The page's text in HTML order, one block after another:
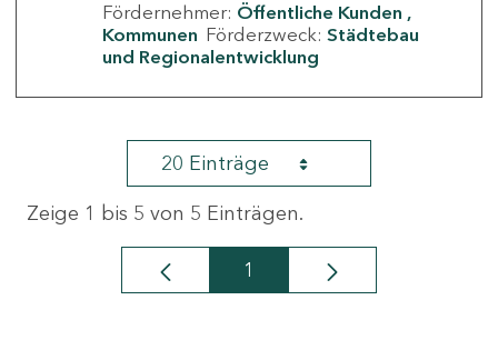
Fördernehmer: Öffentliche Kunden
Kommunen Förderzweck: Städtebau
und Regionalentwicklung
20 Einträge
Zeige 1 bis 5 von 5 Einträgen.
Seite
1